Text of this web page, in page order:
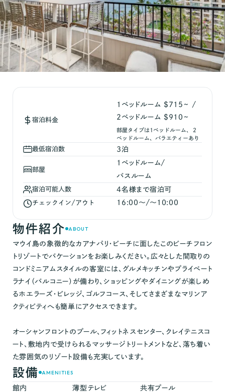
宿泊料金
1ベッドルーム $715~ /
2ベッドルーム $910~
部屋タイプは1ベッドルーム、２
ベッドルーム、バラエティーあり
最低宿泊数 3 泊
部屋
1 ベッドルーム/
バスルーム
宿泊可能人数 4名様まで宿泊可
チェックイン/アウト 16:00 〜/〜 10:00
物件紹介 ABOUT
マウイ島の象徴的なカアナパリ・ビーチに面したこのビーチフロン
トリゾートでバケーションをお楽しみください。広々とした間取りの
コンドミニアムスタイルの客室には、グルメキッチンやプライベート
ラナイ（バルコニー）が備わり、ショッピングやダイニングが楽しめ
るホエラーズ・ビレッジ、ゴルフコース、そしてさまざまなマリンア
クティビティへも簡単にアクセスできます。
オーシャンフロントのプール、フィットネスセンター、クレイテニスコ
ート、敷地内で受けられるマッサージトリートメントなど、落ち着い
た雰囲気のリゾート設備も充実しています。
設備 AMENITIES
館内 薄型テレビ
共有プール